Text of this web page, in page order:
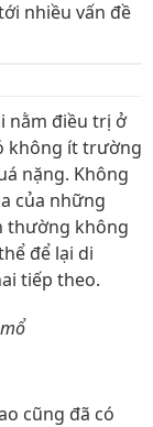
nhiều vấn đề
nằm điều trị ở
không ít trường
nặng. Không
của những
thường không
để lại di
tiếp theo.
cũng đã có